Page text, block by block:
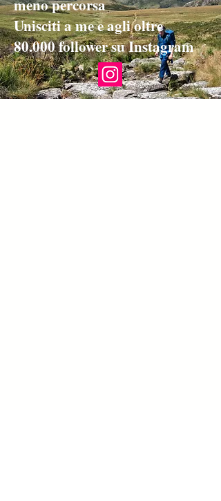
meno percorsa
Unisciti a me e agli oltre
80.000 follower su Instagram